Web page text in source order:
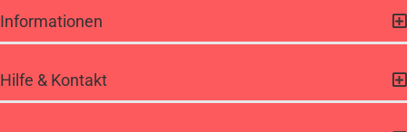
Informationen
Hilfe & Kontakt